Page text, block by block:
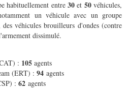
habituellement entre 30et 50 véhicules,
un véhicule avec un groupe
véhicules brouilleurs d'ondes (contre
dissimulé.
: 105 agents
(ERT) : 94 agents
: 62 agents